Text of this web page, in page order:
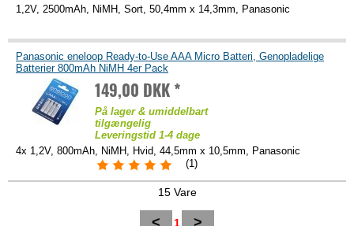
1,2V, 2500mAh, NiMH, Sort, 50,4mm x 14,3mm, Panasonic
Panasonic eneloop Ready-to-Use AAA Micro Batteri, Genopladelige
Batterier 800mAh NiMH 4er Pack
149,00 DKK *
På lager & umiddelbart
tilgængelig
Leveringstid 1-4 dage
4x 1,2V, 800mAh, NiMH, Hvid, 44,5mm x 10,5mm, Panasonic
(1)
15 Vare
< 1 >